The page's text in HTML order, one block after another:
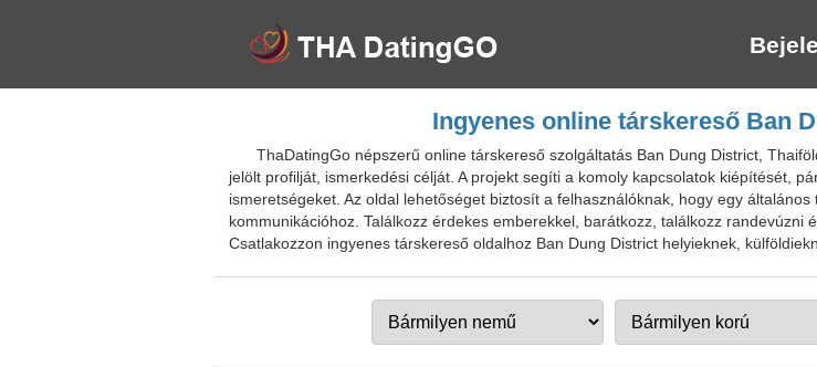
Ingyenes online társkereső Ban
ThaDatingGo népszerű online társkereső szolgáltatás Ban Dung District,
jelölt profilját, ismerkedési célját. A projekt segíti a komoly kapcsolatok kiépítését,
ismeretségeket. Az oldal lehetőséget biztosít a felhasználóknak, hogy egy
kommunikációhoz. Találkozz érdekes emberekkel, barátkozz, találkozz randevúzni
Csatlakozzon ingyenes társkereső oldalhoz Ban Dung District helyieknek,